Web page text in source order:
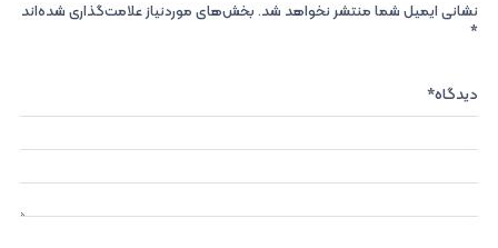
نشانی ایمیل شما منتشر نخواهد شد. بخش‌های موردنیاز علامت‌گذاری شده‌اند
*
دیدگاه*